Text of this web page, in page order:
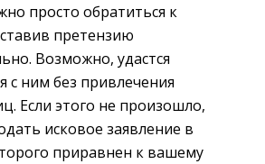
просто обратиться к
претензию
Возможно, удастся
с ним без привлечения
Если этого не произошло,
исковое заявление в
приравнен к вашему